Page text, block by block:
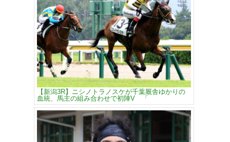
【新潟3R】ニシノトラノスケが千葉厩舎ゆかりの
血統、馬主の組み合わせで初陣V 「